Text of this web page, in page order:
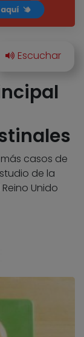
casos de
de la
Unido